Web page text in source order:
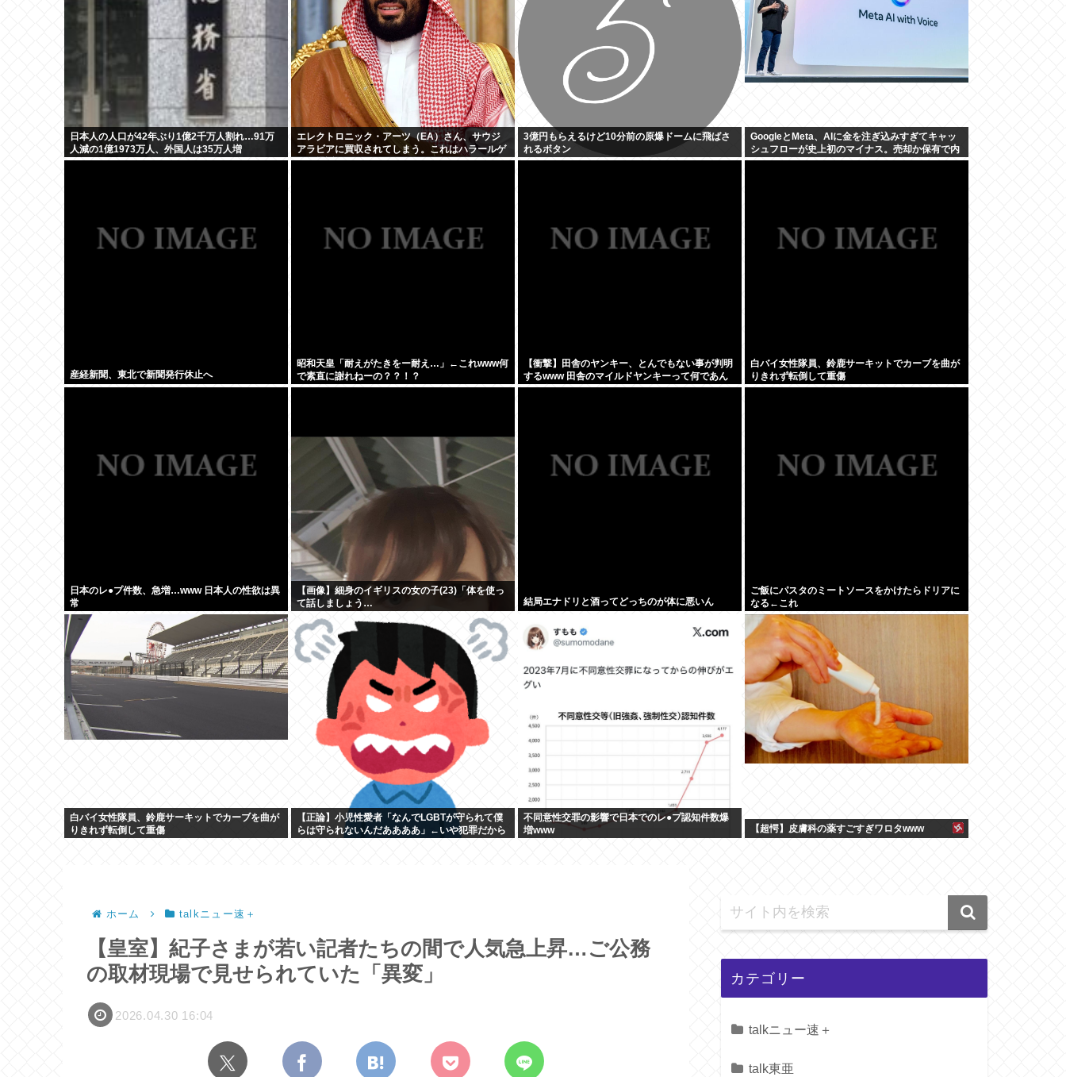
日本人の人口が42年ぶり1億2千万人割れ…91万
人減の1億1973万人、外国人は35万人増
エレクトロニック・アーツ（EA）さん、サウジ
アラビアに買収されてしまう。これはハラールゲ
ーム爆誕か
3億円もらえるけど10分前の原爆ドームに飛ばさ
れるボタン
GoogleとMeta、AIに金を注ぎ込みすぎてキャッ
シュフローが史上初のマイナス。売却か保有で内
ゲバ始まる
産経新聞、東北で新聞発行休止へ
昭和天皇「耐えがたきをー耐え…」←これwww何
で素直に謝れねーの？？！？
【衝撃】田舎のヤンキー、とんでもない事が判明
するwww 田舎のマイルドヤンキーって何であん
なに金あるの？もしかして…
白バイ女性隊員、鈴鹿サーキットでカーブを曲が
りきれず転倒して重傷
日本のレ●プ件数、急増…www 日本人の性欲は異
常
【画像】細身のイギリスの女の子(23)「体を使っ
て話しましょう…
結局エナドリと酒ってどっちのが体に悪いん
ご飯にパスタのミートソースをかけたらドリアに
なる←これ
白バイ女性隊員、鈴鹿サーキットでカーブを曲が
りきれず転倒して重傷
【正論】小児性愛者「なんでLGBTが守られて僕
らは守られないんだああああ」←いや犯罪だから
不同意性交罪の影響で日本でのレ●プ認知件数爆
増www
【超愕】皮膚科の薬すごすぎワロタwww
ホーム talkニュー速＋
【皇室】紀子さまが若い記者たちの間で人気急上昇…ご公務
の取材現場で見せられていた「異変」
2026.04.30 16:04
カテゴリー
talkニュー速＋
talk東亜